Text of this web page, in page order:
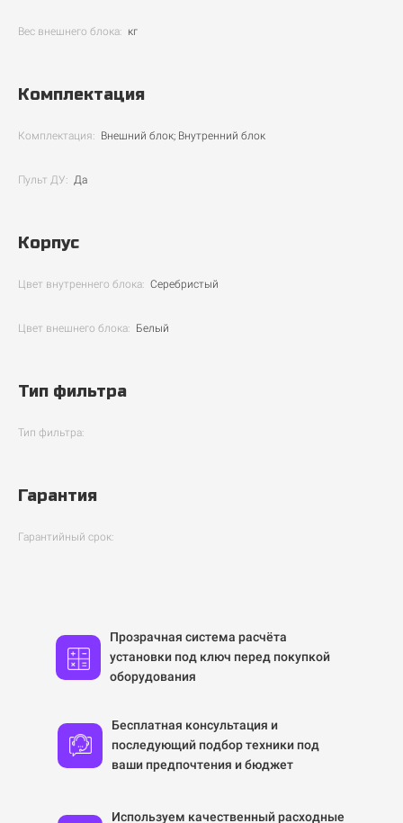
Вес внешнего блока: кг
Комплектация
Комплектация: Внешний блок; Внутренний блок
Пульт ДУ: Да
Корпус
Цвет внутреннего блока: Серебристый
Цвет внешнего блока: Белый
Тип фильтра
Тип фильтра:
Гарантия
Гарантийный срок:
Прозрачная система расчёта
установки под ключ перед покупкой
оборудования
Бесплатная консультация и
последующий подбор техники под
ваши предпочтения и бюджет
Используем качественный расходные